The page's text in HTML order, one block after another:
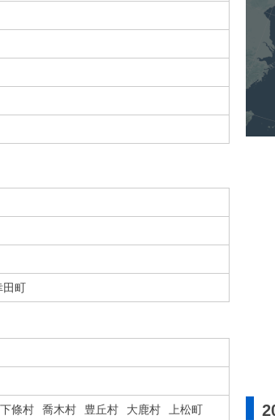
田町
下條村 喬木村 豊丘村 大鹿村
上松町